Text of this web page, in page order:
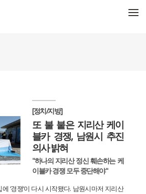
[정치/지방]
또 불 붙은 지리산 케이
블카 경쟁, 남원시 추진
의사 밝혀
"하나의 지리산 정신 훼손하는 케
이블카 경쟁 모두 중단해야"
‘경쟁’이 다시 시작됐다. 남원시마저 지리산